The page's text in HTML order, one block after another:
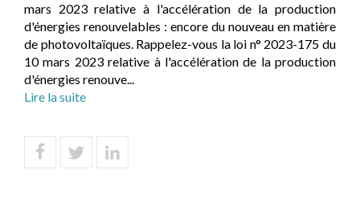
mars 2023 relative à l'accélération de la production
d'énergies renouvelables : encore du nouveau en matière
de photovoltaïques. Rappelez-vous la loi n° 2023-175 du
10 mars 2023 relative à l'accélération de la production
d'énergies renouve...
Lire la suite